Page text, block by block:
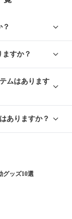
すか？
ムはあります
ありますか？
グッズ10選